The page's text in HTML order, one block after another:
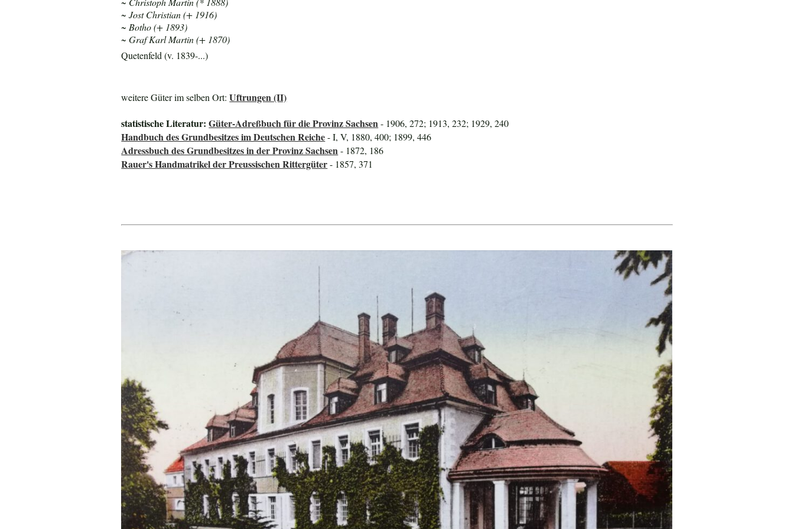
~ Jost Christian (+ 1916)
~ Botho (+ 1893)
~ Graf Karl Martin (+ 1870)
Quetenfeld (v. 1839-...)
weitere Güter im selben Ort:Uftrungen (II)
statistische Literatur:Güter-Adreßbuch für die Provinz Sachsen- 1906, 272; 1913, 232; 1929, 240
Handbuch des Grundbesitzes im Deutschen Reiche- I, V, 1880, 400; 1899, 446
Adressbuch des Grundbesitzes in der Provinz Sachsen- 1872, 186
Rauer's Handmatrikel der Preussischen Rittergüter- 1857, 371